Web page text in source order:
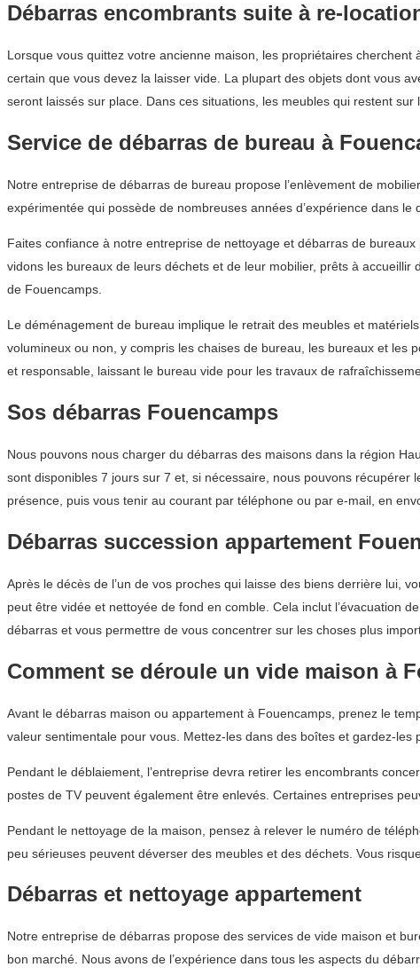
Débarras encombrants suite à re-
Lorsque vous quittez votre ancienne maison, les propriétaires
certain que vous devez la laisser vide. La plupart des objets dont vous
seront laissés sur place. Dans ces situations, les meubles qui restent
Service de débarras de bureau à
Notre entreprise de débarras de bureau propose l’enlèvement de
expérimentée qui possède de nombreuses années d’expérience dans le
Faites confiance à notre entreprise de nettoyage et débarras de
vidons les bureaux de leurs déchets et de leur mobilier, prêts à
de Fouencamps.
Le déménagement de bureau implique le retrait des meubles et
volumineux ou non, y compris les chaises de bureau, les bureaux et les
et responsable, laissant le bureau vide pour les travaux de
Sos débarras Fouencamps
Nous pouvons nous charger du débarras des maisons dans la région
sont disponibles 7 jours sur 7 et, si nécessaire, nous pouvons
présence, puis vous tenir au courant par téléphone ou par e-mail, en
Débarras succession appartement
Après le décès de l’un de vos proches qui laisse des biens derrière lui,
peut être vidée et nettoyée de fond en comble. Cela inclut l’évacuation
débarras et vous permettre de vous concentrer sur les choses plus
Comment se déroule un vide maison à
Avant le débarras maison ou appartement à Fouencamps, prenez le
valeur sentimentale pour vous. Mettez-les dans des boîtes et gardez-les
Pendant le déblaiement, l’entreprise devra retirer les encombrants
postes de TV peuvent également être enlevés. Certaines entreprises
Pendant le nettoyage de la maison, pensez à relever le numéro de
peu sérieuses peuvent déverser des meubles et des déchets. Vous
Débarras et nettoyage appartement
Notre entreprise de débarras propose des services de vide maison et
bon marché. Nous avons de l’expérience dans tous les aspects du